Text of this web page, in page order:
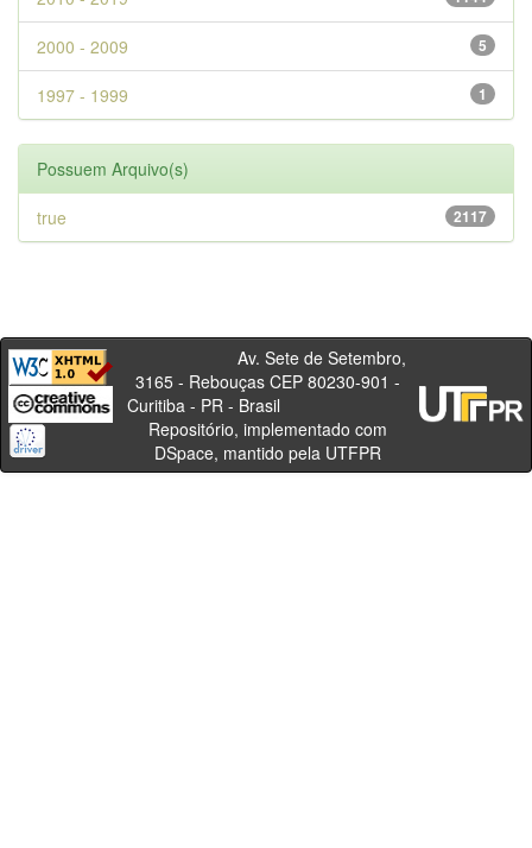
5
2000 - 2009
1
1997 - 1999
Possuem Arquivo(s)
2117
true
Av. Sete de Setembro,
3165 - Rebouças CEP 80230-901 -
Curitiba - PR - Brasil
Repositório, implementado com
DSpace, mantido pela UTFPR